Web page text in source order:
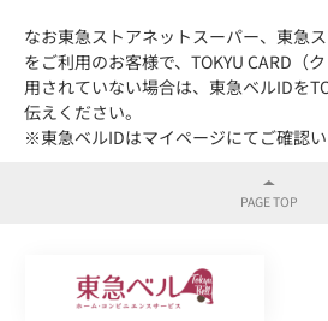
なお東急ストアネットスーパー、東急
をご利用のお客様で、TOKYU CARD（
用されていない場合は、東急ベルIDを
伝えください。
※東急ベルIDはマイページにてご確認い